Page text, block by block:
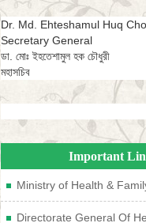
Dr. Md. Ehteshamul Huq
Secretary General
ডা. মোঃ ইহতেশামুল হক চৌধুরী
মহাসচিব
Important
Ministry of Health & Family
Directorate General Of Health